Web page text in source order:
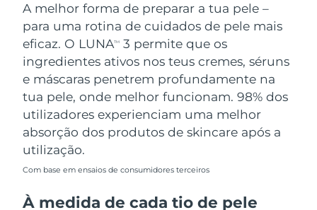
A melhor forma de preparar a tua pele –
para uma rotina de cuidados de pele mais
eficaz. O LUNATM
3 permite que os
ingredientes ativos nos teus cremes, séruns
e máscaras penetrem profundamente na
tua pele, onde melhor funcionam. 98% dos
utilizadores experienciam uma melhor
absorção dos produtos de skincare após a
utilização.
Com base em ensaios de consumidores terceiros
À medida de cada tio de pele